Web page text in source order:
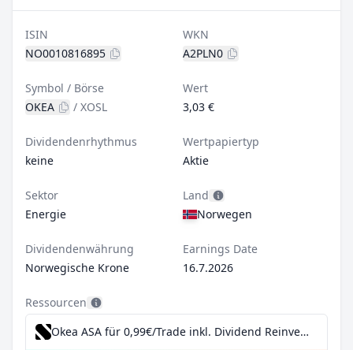
ISIN
NO0010816895
WKN
A2PLN0
Symbol / Börse
OKEA
/ XOSL
Wert
3,03 €
Dividendenrhythmus
keine
Wertpapiertyp
Aktie
Sektor
Energie
Land
Norwegen
Dividendenwährung
Norwegische Krone
Earnings Date
16.7.2026
Ressourcen
Okea ASA für 0,99€/Trade inkl. Dividend Reinvestment Plan